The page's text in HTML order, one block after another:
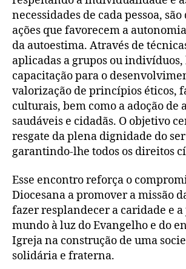
necessidades de cada pessoa,
ações que favorecem a
da autoestima. Através de
aplicadas a grupos ou indivíduos,
capacitação para o
valorização de princípios éticos,
culturais, bem como a adoção de
saudáveis e cidadãs. O objetivo
resgate da plena dignidade do
garantindo-lhe todos os direitos
Esse encontro reforça o
Diocesana a promover a missão
fazer resplandecer a caridade e
mundo à luz do Evangelho e do
Igreja na construção de uma
solidária e fraterna.